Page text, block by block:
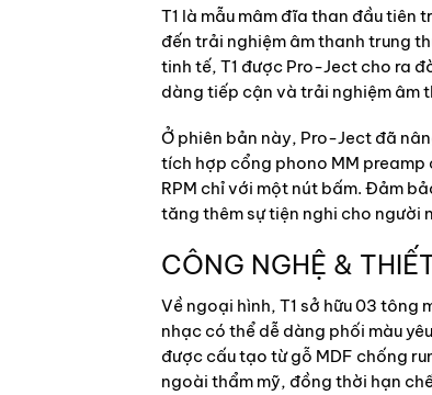
T1 là mẫu mâm đĩa than đầu tiên
đến trải nghiệm âm thanh trung
tinh tế, T1 được Pro-Ject cho ra
dàng tiếp cận và trải nghiệm âm
Ở phiên bản này, Pro-Ject đã
tích hợp cổng phono MM
RPM chỉ với một nút bấm. Đảm
tăng thêm sự tiện nghi cho người
CÔNG NGHỆ &
Về ngoại hình, T1 sở hữu 03
nhạc có thể dễ dàng phối màu
được cấu tạo từ gỗ MDF chống
ngoài thẩm mỹ, đồng thời hạn